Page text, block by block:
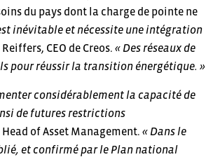
du pays dont la charge de pointe ne
inévitable et nécessite une intégration
CEO de Creos. « Des réseaux de
pour réussir la transition énergétique. »
considérablement la capacité de
de futures restrictions
of Asset Management. « Dans le
et confirmé par le Plan national